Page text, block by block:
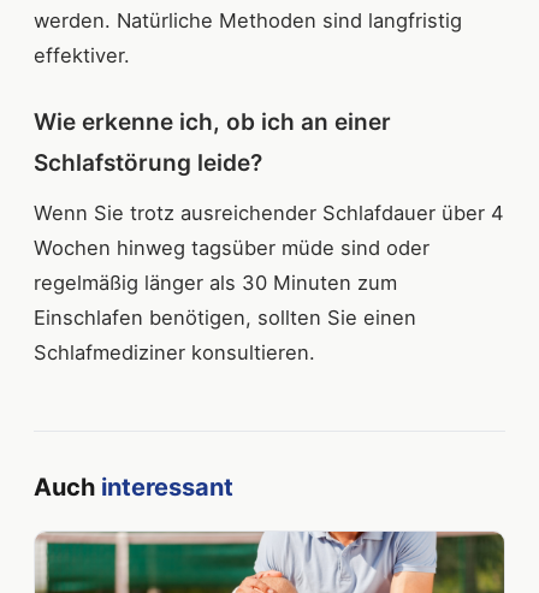
werden. Natürliche Methoden sind langfristig
effektiver.
Wie erkenne ich, ob ich an einer
Schlafstörung leide?
Wenn Sie trotz ausreichender Schlafdauer über 4
Wochen hinweg tagsüber müde sind oder
regelmäßig länger als 30 Minuten zum
Einschlafen benötigen, sollten Sie einen
Schlafmediziner konsultieren.
Auch interessant